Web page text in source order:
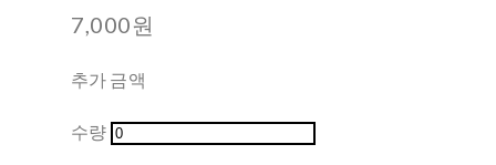
7,000원
추가 금액
수량